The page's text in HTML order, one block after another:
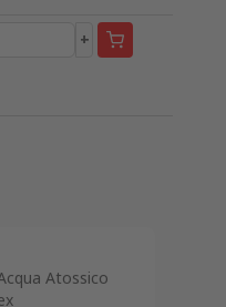
+
Atossico